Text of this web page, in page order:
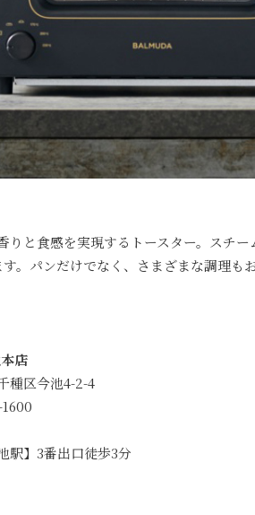
と食感を実現するトースター。スチー
。パンだけでなく、さまざまな調理も
店
種区今池4-2-4
駅】3番出口徒歩3分